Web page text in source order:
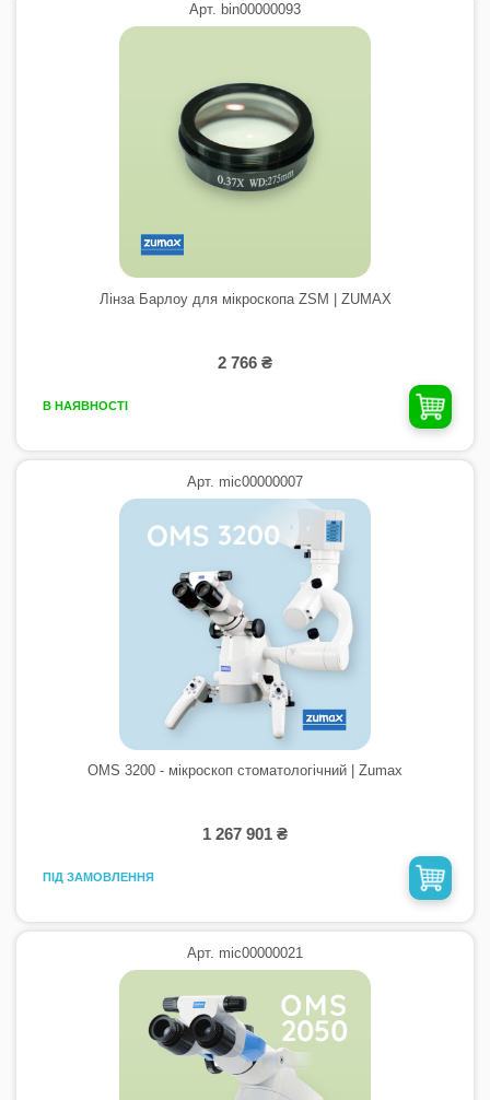
Арт. bin00000093
Лінза Барлоу для мікроскопа ZSM | ZUMAX
2 766 ₴
В НАЯВНОСТІ
Арт. mic00000007
OMS 3200 - мікроскоп стоматологічний | Zumax
1 267 901 ₴
ПІД ЗАМОВЛЕННЯ
Арт. mic00000021